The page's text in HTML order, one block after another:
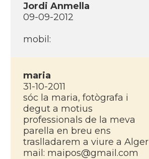
Jordi Anmella
09-09-2012
mobil:
maria
31-10-2011
sóc la maria, fotògrafa i
degut a motius
professionals de la meva
parella en breu ens
traslladarem a viure a Alger
mail: maipos@gmail.com